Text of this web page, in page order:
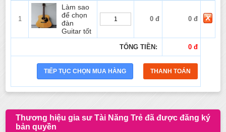
1
Làm sao
để chọn
đàn
Guitar tốt
0 đ 0 đ
TỔNG TIỀN: 0 đ
Thương hiệu gia sư Tài Năng Trẻ đã được đăng ký
bản quyền